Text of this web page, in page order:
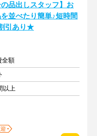
の品出しスタッフ】お
並べたり簡単♪短時間
引あり★
全額
以上